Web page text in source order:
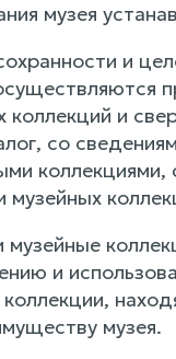
музея
и
и
со
и
музея.